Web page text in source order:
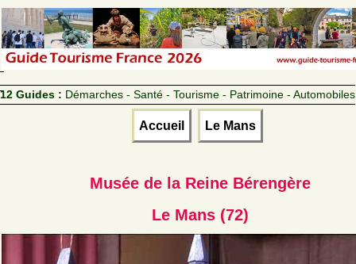
12 Guides : Démarches - Santé - Tourisme - Patrimoine - Automobiles
Accueil Le Mans
Musée de la Reine Bérengère
Le Mans (72)